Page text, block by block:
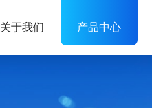
关于我们 产品中心